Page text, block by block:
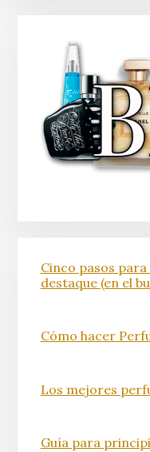
Cinco pasos
destaque (en el
Cómo hacer
Los mejores
Guía para